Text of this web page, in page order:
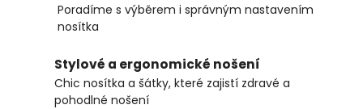
Poradíme s výběrem i správným nastavením
nosítka
Stylové a ergonomické nošení
Chic nosítka a šátky, které zajistí zdravé a
pohodlné nošení